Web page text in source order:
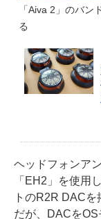
「Aiva 2」のバ
る
ヘッドフォンア
「EH2」を使用
トのR2R DAC
だが、DACを